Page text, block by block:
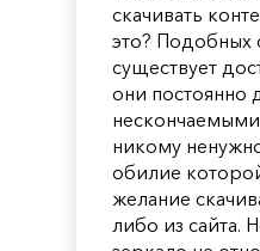
скачивать
это? Подобных
существует
они постоянно
никому
обилие
желание
либо из сайта.